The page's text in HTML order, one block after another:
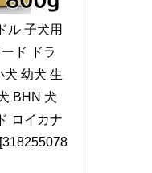
ル 子犬用
ド ドラ
犬 幼犬 生
BHN 犬
ロイカナ